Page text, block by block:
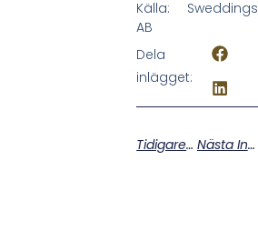
Källa: Sweddings
AB
Dela
inlägget:
Tidigare Inlägg Nästa Inlägg